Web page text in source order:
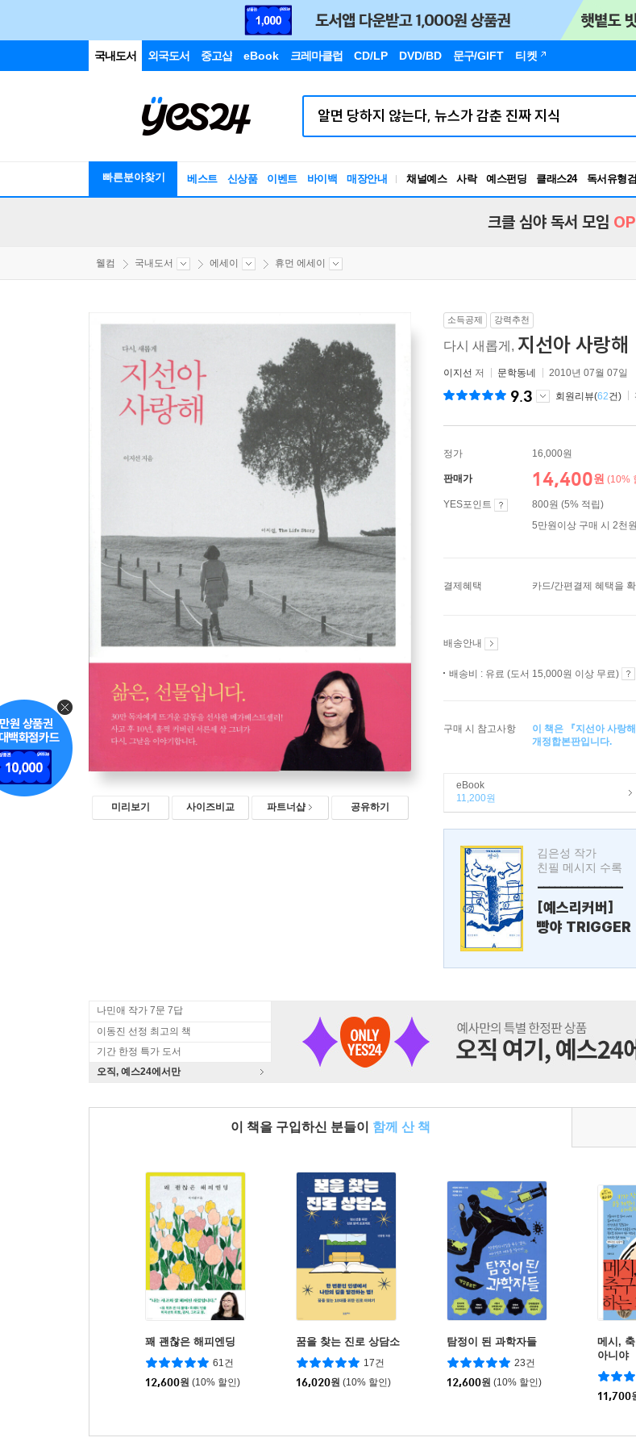
국내도서 외국도서 중고샵 eBook 크레마클럽 CD/LP DVD/BD 문구/GIFT 티켓
빠른분야찾기 베스트 신상품 이벤트 바이백 매장안내 채널예스 사락 예스펀딩 클래스24
독서유형
RBTI Lab
크클 심야 독서 모임
웰컴 국내도서 에세이 휴먼 에세이
미리보기 사이즈비교 파트너샵 공유하기
소득공제 강력추천
다시 새롭게, 지선아 사랑해
이지선 저 문학동네 2010년 07월 07일
9.3 회원리뷰(62건)
정가 16,000원
판매가 14,400원 (10%
YES포인트
800원 (5% 적립)
5만원이상 구매 시 2천
결제혜택 카드/간편결제 혜택을
배송안내
배송비 : 유료 (도서 15,000원 이상 무료)
구매 시 참고사항
이 책은 『지선아 사랑
개정합본판입니다.
eBook
11,200원
김은성 작가
친필 메시지 수록
---------------
[예스리커버]
빵야 TRIGGER
나민애 작가 7문 7답
이동진 선정 최고의 책
기간 한정 특가 도서
오직, 예스24에서만
이 책을 구입하신 분들이 함께 산 책
꽤 괜찮은 해피엔딩
61건
12,600원 (10% 할인)
꿈을 찾는 진로 상담소
17건
16,020원 (10% 할인)
탐정이 된 과학자들
23건
12,600원 (10% 할인)
메시,
아니야
11,700